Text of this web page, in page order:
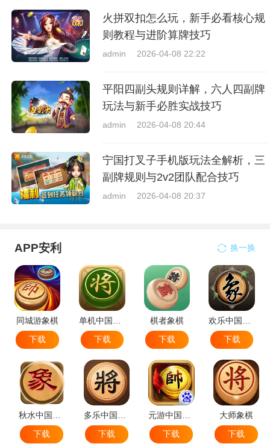
火拼双扣怎么玩，新手必看核心规
则教程与进阶算牌技巧
admin 2026-04-08 22:22
平阳四副头规则详解，六人四副牌
玩法与新手必胜实战技巧
admin 2026-04-08 20:44
宁国打叉子手机版玩法全解析，三
副牌规则与2v2团队配合技巧
admin 2026-04-08 20:37
APP安利 换一换
同城游象棋
下载
单机中国象棋
下载
棋者象棋
下载
欢乐中国象棋
下载
秋水中国象棋
下载
多乐中国象棋
下载
元游中国象棋
下载
大师象棋
下载